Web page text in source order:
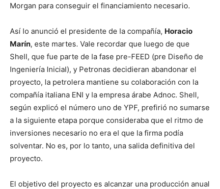
Morgan para conseguir el financiamiento necesario.
Así lo anunció el presidente de la compañía, Horacio
Marín, este martes. Vale recordar que luego de que
Shell, que fue parte de la fase pre-FEED (pre Diseño de
Ingeniería Inicial), y Petronas decidieran abandonar el
proyecto, la petrolera mantiene su colaboración con la
compañía italiana ENI y la empresa árabe Adnoc. Shell,
según explicó el número uno de YPF, prefirió no sumarse
a la siguiente etapa porque consideraba que el ritmo de
inversiones necesario no era el que la firma podía
solventar. No es, por lo tanto, una salida definitiva del
proyecto.
El objetivo del proyecto es alcanzar una producción anual